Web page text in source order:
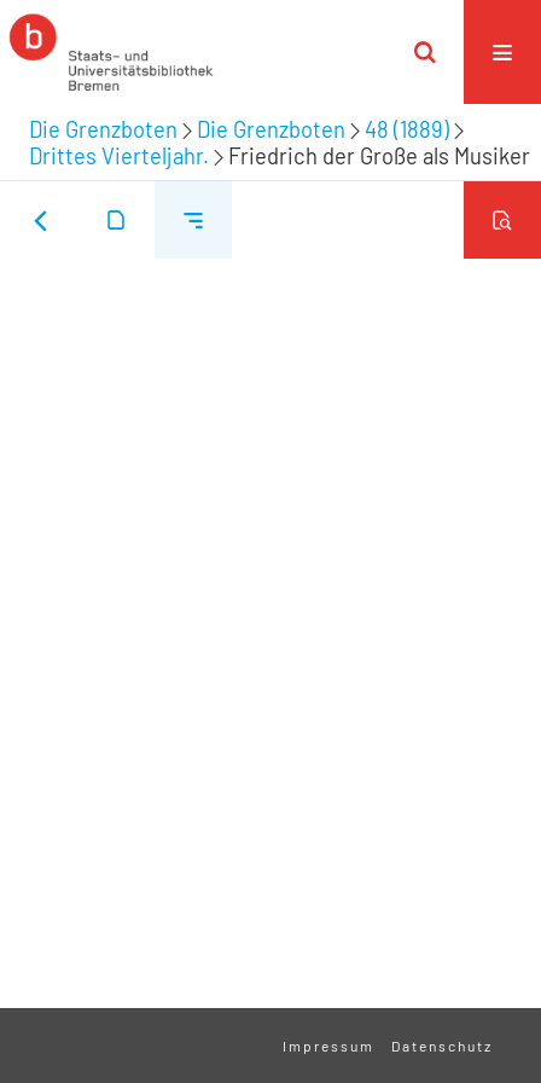
Die Grenzboten Die Grenzboten
48 (1889)
Drittes Vierteljahr.
Friedrich der Große als Musiker
Impressum Datenschutz